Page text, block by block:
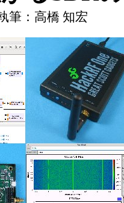
筆：高橋 知宏